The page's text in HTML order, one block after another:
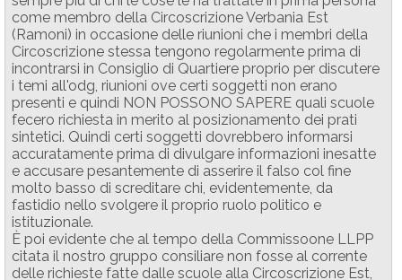
come membro della Circoscrizione Verbania Est
(Ramoni) in occasione delle riunioni che i membri della
Circoscrizione stessa tengono regolarmente prima di
incontrarsi in Consiglio di Quartiere proprio per discutere
i temi all'odg, riunioni ove certi soggetti non erano
presenti e quindi NON POSSONO SAPERE quali scuole
fecero richiesta in merito al posizionamento dei prati
sintetici. Quindi certi soggetti dovrebbero informarsi
accuratamente prima di divulgare informazioni inesatte
e accusare pesantemente di asserire il falso col fine
molto basso di screditare chi, evidentemente, da
fastidio nello svolgere il proprio ruolo politico e
istituzionale.
È poi evidente che al tempo della Commissoone LLPP
citata il nostro gruppo consiliare non fosse al corrente
delle richieste fatte dalle scuole alla Circoscrizione Est,